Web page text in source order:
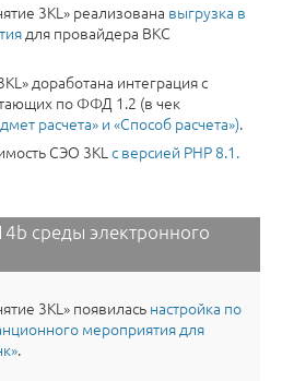
3KL» реализована выгрузка в
для провайдера ВКС
доработана интеграция с
по ФФД 1.2 (в чек
расчета» и «Способ расчета»).
СЭО 3KLс версией PHP 8.1.
среды электронного
3KL» появилась настройка по
мероприятия для
.